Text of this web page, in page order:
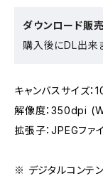
ダウンロード販
購入後にDL出来
キャンバスサイズ：
解像度：350dpi
拡張子：JPEGファ
※ デジタルコンテ